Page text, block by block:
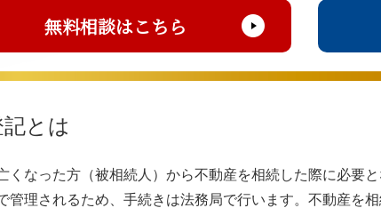
無料相談はこちら
とは
くなった方（被相続人）から不動産を相続した際に必要
管理されるため、手続きは法務局で行います。不動産を